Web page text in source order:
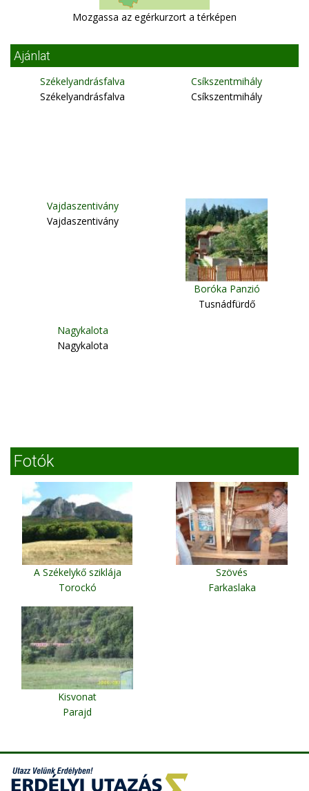
Mozgassa az egérkurzort a térképen
Ajánlat
Székelyandrásfalva
Székelyandrásfalva
Csíkszentmihály
Csíkszentmihály
Vajdaszentivány
Vajdaszentivány
Boróka Panzió
Tusnádfürdő
Nagykalota
Nagykalota
Fotók
A Székelykő sziklája
Torockó
Szövés
Farkaslaka
Kisvonat
Parajd